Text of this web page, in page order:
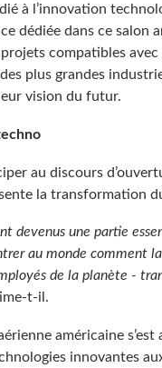
à l’innovation
dédiée dans ce salon
compatibles
plus grandes
vision du futur.
au discours
la transformation
devenus une partie
au monde comment
de la planète -
t-il.
américaine
innovantes